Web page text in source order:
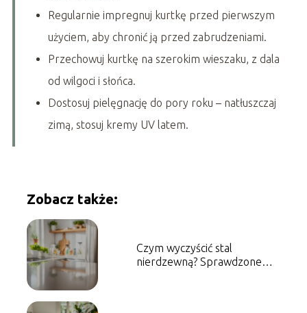
Regularnie impregnuj kurtkę przed pierwszym
użyciem, aby chronić ją przed zabrudzeniami.
Przechowuj kurtkę na szerokim wieszaku, z dala
od wilgoci i słońca.
Dostosuj pielęgnację do pory roku – natłuszczaj
zimą, stosuj kremy UV latem.
Zobacz także:
Czym wyczyścić stal
nierdzewną? Sprawdzone